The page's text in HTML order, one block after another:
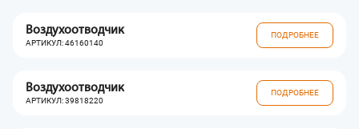
Воздухоотводчик
АРТИКУЛ: 46160140
ПОДРОБНЕЕ
Воздухоотводчик
АРТИКУЛ: 39818220
ПОДРОБНЕЕ